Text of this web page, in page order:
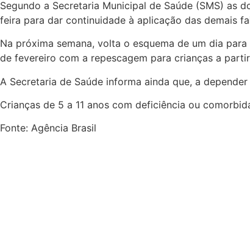
Segundo a Secretaria Municipal de Saúde (SMS) as
feira para dar continuidade à aplicação das demais
Na próxima semana, volta o esquema de um dia
de fevereiro com a repescagem para crianças a
A Secretaria de Saúde informa ainda que, a
Crianças de 5 a 11 anos com deficiência ou
Fonte: Agência Brasil